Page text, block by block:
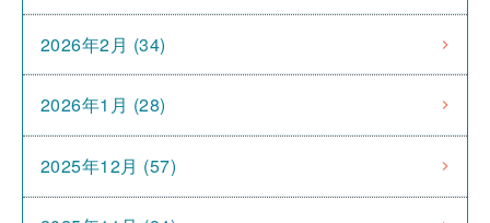
2026年2月 (34)
2026年1月 (28)
2025年12月 (57)